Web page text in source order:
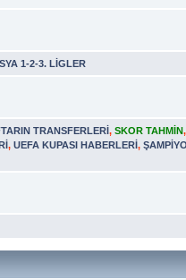
1-2-3. LİGLER
TRANSFERLERİ,SKOR TAHMİN
,UEFA KUPASI HABERLERİ,